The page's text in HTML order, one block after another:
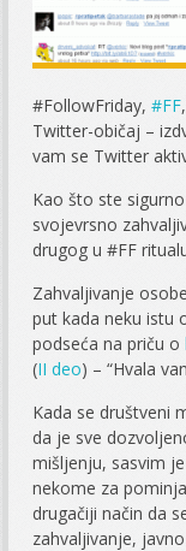
#FollowFriday,#FF
Twitter-običaj –
vam se Twitter
Kao što ste
svojevrsno
drugog u #FF
Zahvaljivanje
put kada neku istu
podseća na priču o
(II deo) – “Hvala
Kada se društveni
da je sve
mišljenju, sasvim
nekome za
drugačiji način da
zahvaljivanje,